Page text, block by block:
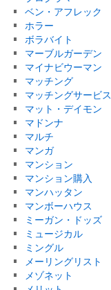
ベン・アフレック
ホラー
ボラバイト
マーブルガーデン
マイナビウーマン
マッチング
マッチングサービス
マット・デイモン
マドンナ
マルチ
マンガ
マンション
マンション購入
マンハッタン
マンボーハウス
ミーガン・ドッズ
ミュージカル
ミングル
メーリングリスト
メゾネット